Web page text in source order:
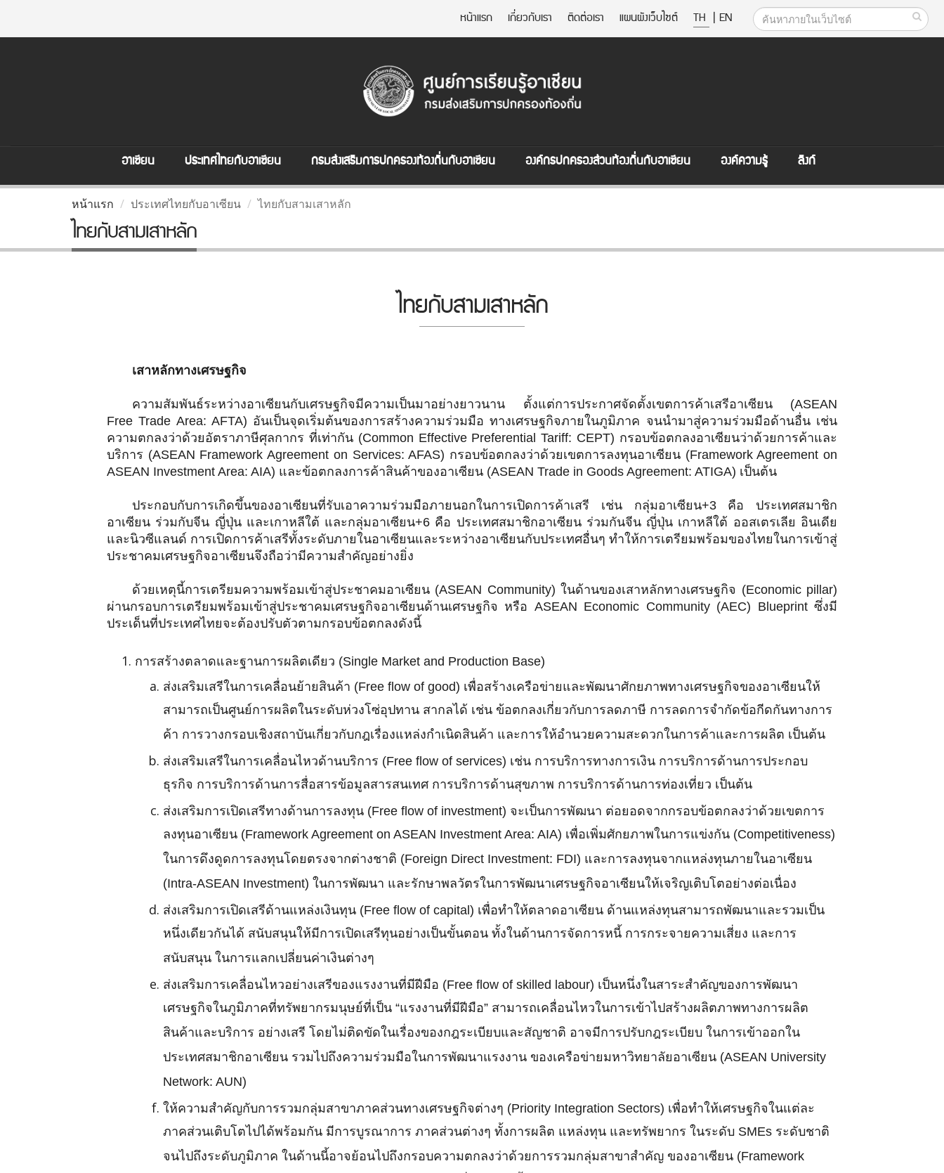
หน้าแรก เกี่ยวกับเรา ติดต่อเรา แผนผังเว็บไซต์ TH | EN
อาเซียน ประเทศไทยกับอาเซียน กรมส่งเสริมการปกครองท้องถิ่นกับอาเซียน องค์กรปกครองส่วนท้องถิ่นกับอาเซียน องค์ความรู้ ลิงก์
หน้าแรก ประเทศไทยกับอาเซียน ไทยกับสามเสาหลัก
ไทยกับสามเสาหลัก
ไทยกับสามเสาหลัก
เสาหลักทางเศรษฐกิจ
ความสัมพันธ์ระหว่างอาเซียนกับเศรษฐกิจมีความเป็นมาอย่างยาวนาน ตั้งแต่การประกาศจัดตั้งเขตการค้าเสรีอาเซียน (ASEAN
Free Trade Area: AFTA) อันเป็นจุดเริ่มต้นของการสร้างความร่วมมือ ทางเศรษฐกิจภายในภูมิภาค จนนำมาสู่ความร่วมมือด้านอื่น เช่น
ความตกลงว่าด้วยอัตราภาษีศุลกากร ที่เท่ากัน (Common Effective Preferential Tariff: CEPT) กรอบข้อตกลงอาเซียนว่าด้วยการค้าและ
บริการ (ASEAN Framework Agreement on Services: AFAS) กรอบข้อตกลงว่าด้วยเขตการลงทุนอาเซียน (Framework Agreement on
ASEAN Investment Area: AIA) และข้อตกลงการค้าสินค้าของอาเซียน (ASEAN Trade in Goods Agreement: ATIGA) เป็นต้น
ประกอบกับการเกิดขึ้นของอาเซียนที่รับเอาความร่วมมือภายนอกในการเปิดการค้าเสรี เช่น กลุ่มอาเซียน+3 คือ ประเทศสมาชิก
อาเซียน ร่วมกับจีน ญี่ปุ่น และเกาหลีใต้ และกลุ่มอาเซียน+6 คือ ประเทศสมาชิกอาเซียน ร่วมกันจีน ญี่ปุ่น เกาหลีใต้ ออสเตรเลีย อินเดีย
และนิวซีแลนด์ การเปิดการค้าเสรีทั้งระดับภายในอาเซียนและระหว่างอาเซียนกับประเทศอื่นๆ ทำให้การเตรียมพร้อมของไทยในการเข้าสู่
ประชาคมเศรษฐกิจอาเซียนจึงถือว่ามีความสำคัญอย่างยิ่ง
ด้วยเหตุนี้การเตรียมความพร้อมเข้าสู่ประชาคมอาเซียน (ASEAN Community) ในด้านของเสาหลักทางเศรษฐกิจ (Economic pillar)
ผ่านกรอบการเตรียมพร้อมเข้าสู่ประชาคมเศรษฐกิจอาเซียนด้านเศรษฐกิจ หรือ ASEAN Economic Community (AEC) Blueprint ซึ่งมี
ประเด็นที่ประเทศไทยจะต้องปรับตัวตามกรอบข้อตกลงดังนี้
การสร้างตลาดและฐานการผลิตเดียว (Single Market and Production Base)
ส่งเสริมเสรีในการเคลื่อนย้ายสินค้า (Free flow of good) เพื่อสร้างเครือข่ายและพัฒนาศักยภาพทางเศรษฐกิจของอาเซียนให้
สามารถเป็นศูนย์การผลิตในระดับห่วงโซ่อุปทาน สากลได้ เช่น ข้อตกลงเกี่ยวกับการลดภาษี การลดการจำกัดข้อกีดกันทางการ
ค้า การวางกรอบเชิงสถาบันเกี่ยวกับกฎเรื่องแหล่งกำเนิดสินค้า และการให้อำนวยความสะดวกในการค้าและการผลิต เป็นต้น
ส่งเสริมเสรีในการเคลื่อนไหวด้านบริการ (Free flow of services) เช่น การบริการทางการเงิน การบริการด้านการประกอบ
ธุรกิจ การบริการด้านการสื่อสารข้อมูลสารสนเทศ การบริการด้านสุขภาพ การบริการด้านการท่องเที่ยว เป็นต้น
ส่งเสริมการเปิดเสรีทางด้านการลงทุน (Free flow of investment) จะเป็นการพัฒนา ต่อยอดจากกรอบข้อตกลงว่าด้วยเขตการ
ลงทุนอาเซียน (Framework Agreement on ASEAN Investment Area: AIA) เพื่อเพิ่มศักยภาพในการแข่งกัน (Competitiveness)
ในการดึงดูดการลงทุนโดยตรงจากต่างชาติ (Foreign Direct Investment: FDI) และการลงทุนจากแหล่งทุนภายในอาเซียน
(Intra-ASEAN Investment) ในการพัฒนา และรักษาพลวัตรในการพัฒนาเศรษฐกิจอาเซียนให้เจริญเติบโตอย่างต่อเนื่อง
ส่งเสริมการเปิดเสรีด้านแหล่งเงินทุน (Free flow of capital) เพื่อทำให้ตลาดอาเซียน ด้านแหล่งทุนสามารถพัฒนาและรวมเป็น
หนึ่งเดียวกันได้ สนับสนุนให้มีการเปิดเสรีทุนอย่างเป็นขั้นตอน ทั้งในด้านการจัดการหนี้ การกระจายความเสี่ยง และการ
สนับสนุน ในการแลกเปลี่ยนค่าเงินต่างๆ
ส่งเสริมการเคลื่อนไหวอย่างเสรีของแรงงานที่มีฝีมือ (Free flow of skilled labour) เป็นหนึ่งในสาระสำคัญของการพัฒนา
เศรษฐกิจในภูมิภาคที่ทรัพยากรมนุษย์ที่เป็น “แรงงานที่มีฝีมือ” สามารถเคลื่อนไหวในการเข้าไปสร้างผลิตภาพทางการผลิต
สินค้าและบริการ อย่างเสรี โดยไม่ติดขัดในเรื่องของกฎระเบียบและสัญชาติ อาจมีการปรับกฎระเบียบ ในการเข้าออกใน
ประเทศสมาชิกอาเซียน รวมไปถึงความร่วมมือในการพัฒนาแรงงาน ของเครือข่ายมหาวิทยาลัยอาเซียน (ASEAN University
Network: AUN)
ให้ความสำคัญกับการรวมกลุ่มสาขาภาคส่วนทางเศรษฐกิจต่างๆ (Priority Integration Sectors) เพื่อทำให้เศรษฐกิจในแต่ละ
ภาคส่วนเติบโตไปได้พร้อมกัน มีการบูรณาการ ภาคส่วนต่างๆ ทั้งการผลิต แหล่งทุน และทรัพยากร ในระดับ SMEs ระดับชาติ
จนไปถึงระดับภูมิภาค ในด้านนี้อาจย้อนไปถึงกรอบความตกลงว่าด้วยการรวมกลุ่มสาขาสำคัญ ของอาเซียน (Framework